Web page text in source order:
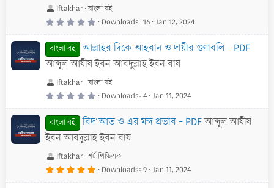
s
)
Iftakhar বাংলা বই
0
0
s
t
a
r
s
)
Downloads 16 Jan 12, 2024
বাংলা বই
আল্লাহর দিকে আহবান ও দায়ীর গুণাবলি - PDF
আব্দুল আযীয ইবন আবদুল্লাহ ইবন বায
Iftakhar বাংলা বই
0
0
s
a
r
s
Downloads 4 Jan 11, 2024
বাংলা বই বিদ‘আত ও এর মন্দ প্রভাব - PDFআব্দুল আযীয
ইবন আবদুল্লাহ ইবন বায
Iftakhar শর্ট পিডিএফ
5
0
Downloads 9 Jan 11, 2024